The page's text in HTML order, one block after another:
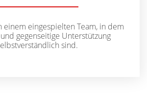
einem eingespielten Team, in dem
gegenseitige Unterstützung
sind.